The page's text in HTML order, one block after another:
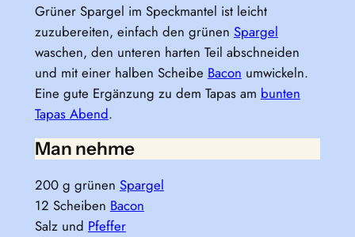
Grüner Spargel im Speckmantel ist leicht
zuzubereiten, einfach den grünen Spargel
waschen, den unteren harten Teil abschneiden
und mit einer halben Scheibe Bacon umwickeln.
Eine gute Ergänzung zu dem Tapas am bunten
Tapas Abend.
Man nehme
200 g grünen Spargel
12 Scheiben Bacon
Salz und Pfeffer